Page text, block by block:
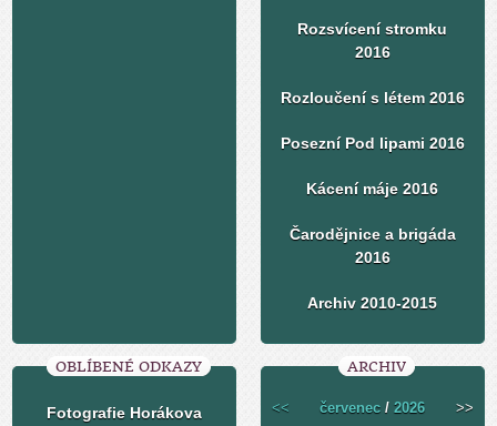
Rozsvícení stromku
2016
Rozloučení s létem 2016
Posezní Pod lipami 2016
Kácení máje 2016
Čarodějnice a brigáda
2016
Archiv 2010-2015
OBLÍBENÉ ODKAZY
Fotografie Horákova
ARCHIV
<< červenec /2026 >>